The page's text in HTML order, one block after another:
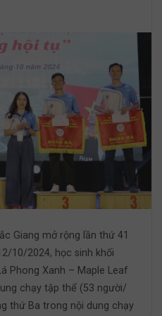
Giang mở rộng lần thứ 41
10/2024, học sinh khối
Phong Xanh – Maple Leaf
chạy tập thể (53 người/
thứ Ba trong nội dung chạy